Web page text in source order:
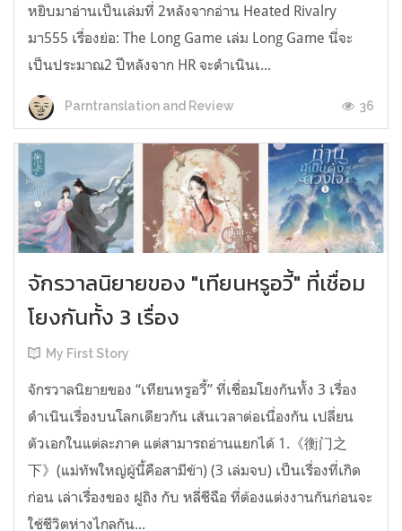
หยิบมาอ่านเป็นเล่มที่ 2หลังจากอ่าน Heated Rivalry
มา555 เรื่องย่อ: The Long Game เล่ม Long Game นี่จะ
เป็นประมาณ2 ปีหลังจาก HR จะดำเนินเ...
Parntranslation and Review 36
จักรวาลนิยายของ "เทียนหรูอวี้" ที่เชื่อม
โยงกันทั้ง 3 เรื่อง
My First Story
จักรวาลนิยายของ “เทียนหรูอวี้” ที่เชื่อมโยงกันทั้ง 3 เรื่อง
ดำเนินเรื่องบนโลกเดียวกัน เส้นเวลาต่อเนื่องกัน เปลี่ยน
ตัวเอกในแต่ละภาค แต่สามารถอ่านแยกได้ 1.《衡门之
下》(แม่ทัพใหญ่ผู้นี้คือสามีข้า) (3 เล่มจบ) เป็นเรื่องที่เกิด
ก่อน เล่าเรื่องของ ฝูถิง กับ หลี่ชีฉือ ที่ต้องแต่งงานกันก่อนจะ
ใช้ชีวิตห่างไกลกัน...